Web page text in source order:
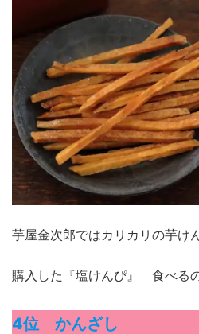
芋屋金次郎ではカリカリの芋
購入した『塩けんぴ』 食べる
4位 かんざし